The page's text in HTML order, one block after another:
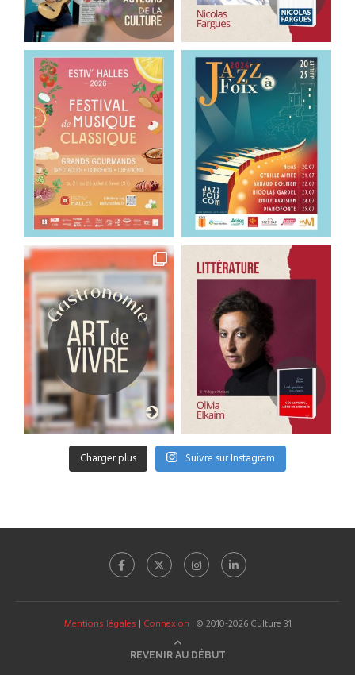
Charger plus Suivre sur Instagram
Mentions légales | Connexion | © 2010-2026 Culture 31
REVENIR AU DÉBUT